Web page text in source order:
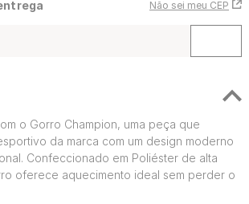
Não sei meu CEP
o Gorro Champion, uma peça que
da marca com um design moderno
Confeccionado em Poliéster de alta
oferece aquecimento ideal sem perder o